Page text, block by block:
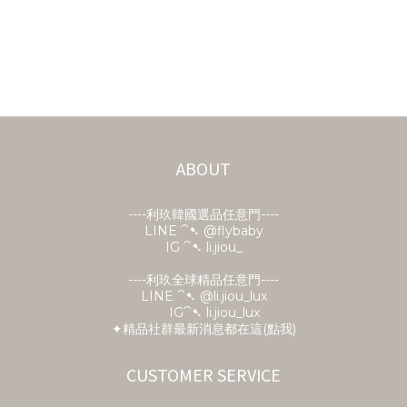
ABOUT
----利玖韓國選品任意門----
LINE ⁀➷ @flybaby
IG ⁀➷ li.jiou_
----利玖全球精品任意門----
LINE ⁀➷ @li.jiou_lux
IG⁀➷ li.jiou_lux
✦精品社群最新消息都在這(點我)
CUSTOMER SERVICE